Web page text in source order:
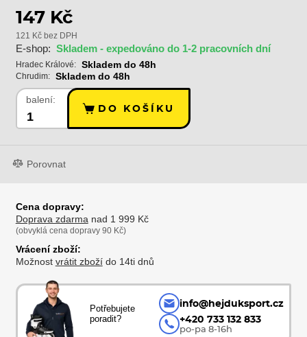
147 Kč
121 Kč bez DPH
E-shop: Skladem - expedováno do 1-2 pracovních dní
Hradec Králové: Skladem do 48h
Chrudim: Skladem do 48h
balení:
DO KOŠÍKU
Porovnat
Cena dopravy:
Doprava zdarma nad 1 999 Kč
(obvyklá cena dopravy 90 Kč)
Vrácení zboží:
Možnost vrátit zbožído 14ti dnů
Potřebujete
poradit?
info@hejduksport.cz
+420 733 132 833
po-pa 8-16h